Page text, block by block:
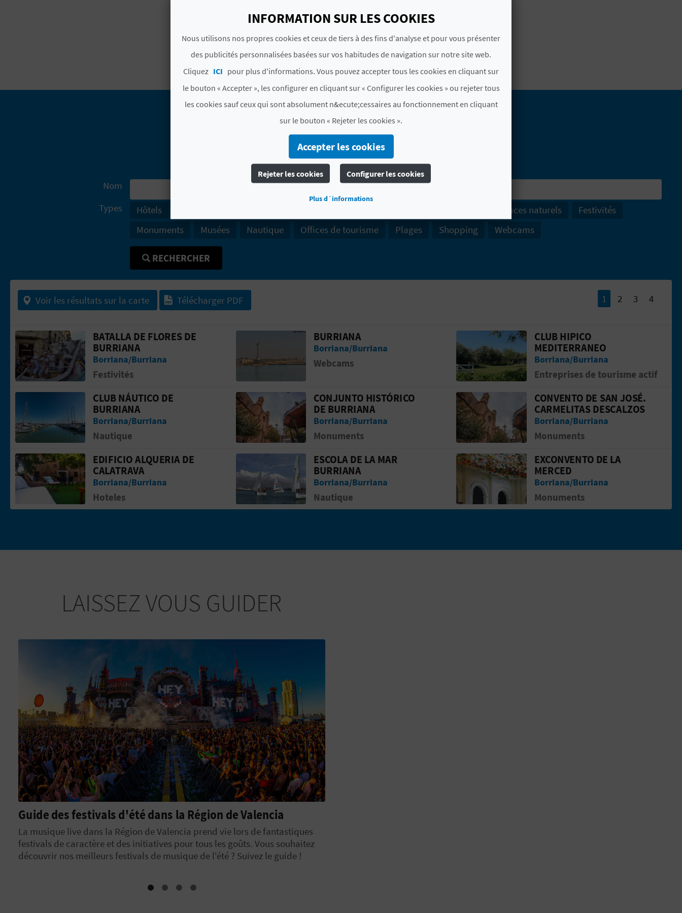
OFICINAS DE TURISMO:
TOURIST INFO BURRIANA
TOURIST INFO BURRIANA - L'ARENAL
TROUVEZ
Nom
Types
Hôtels Espaces naturels
Festivités
Monuments
Musées Nautique Offices de tourisme Plages Shopping Webcams
RECHERCHER
Voir les résultats sur la carte Télécharger PDF 1 2 3 4
Aller &agrave; la pageBATALLA DE FLORES DE BURRIANA
BATALLA DE FLORES DE
BURRIANA
Borriana/Burriana
Festivités
Aller &agrave; la pageBurriana
BURRIANA
Borriana/Burriana
Webcams
Aller &agrave; la pageCLUB HIPICO
CLUB HIPICO
MEDITERRANEO
Borriana/Burriana
Entreprises de tourisme actif
Aller &agrave; la pageClub Náutico de Burriana
CLUB NÁUTICO DE
BURRIANA
Borriana/Burriana
Nautique
Aller &agrave; la pageConjunto Histórico de Burriana
CONJUNTO HISTÓRICO
DE BURRIANA
Borriana/Burriana
Monuments
Aller &agrave; la pageConvento de San
CONVENTO DE SAN JOSÉ.
CARMELITAS DESCALZOS
Borriana/Burriana
Monuments
Aller &agrave; la pageEDIFICIO ALQUERIA DE CALATRAVA
EDIFICIO ALQUERIA DE
CALATRAVA
Borriana/Burriana
Hoteles
Aller &agrave; la pageEscola de la Mar Burriana
ESCOLA DE LA MAR
BURRIANA
Borriana/Burriana
Nautique
Aller &agrave; la pageExconvento de la
EXCONVENTO DE LA
MERCED
Borriana/Burriana
Monuments
LAISSEZ VOUS GUIDER
Burriana moderniste : votre guide sur l’architecture,
l’histoire et la culture
Découvrez la Burriana moderniste et visitez des rues d’une grande beauté.
N’oubliez surtout pas votre appareil photo pour profiter de votre escapade
INFORMATION SUR LES COOKIES
Nous utilisons nos propres cookies et ceux de tiers à des fins d'analyse et pour vous présenter
des publicités personnalisées basées sur vos habitudes de navigation sur notre site web.
Cliquez ICI pour plus d'informations. Vous pouvez accepter tous les cookies en cliquant sur
le bouton « Accepter », les configurer en cliquant sur « Configurer les cookies » ou rejeter tous
les cookies sauf ceux qui sont absolument n&ecute;cessaires au fonctionnement en cliquant
sur le bouton « Rejeter les cookies ».
Accepter les cookies
Rejeter les cookies Configurer les cookies
Plus d´informations